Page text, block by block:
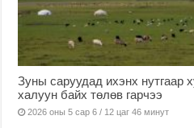
Зуны саруудад ихэнх нутгаар
халуун байх төлөв гарчээ
2026 оны 5 сар 6 / 12 цаг 46 минут